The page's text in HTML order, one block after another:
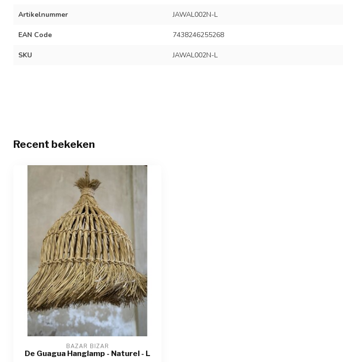
Artikelnummer JAWAL002N-L
EAN Code 7438246255268
SKU JAWAL002N-L
Recent bekeken
BAZAR BIZAR
De Guagua Hanglamp - Naturel - L